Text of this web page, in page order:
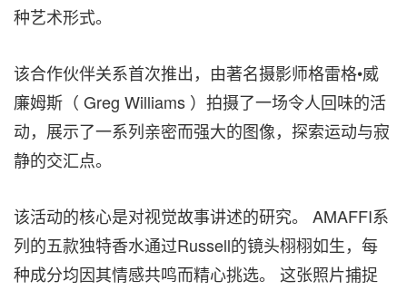
种艺术形式。
该合作伙伴关系首次推出，由著名摄影师格雷格•威
廉姆斯（ Greg Williams ）拍摄了一场令人回味的活
动，展示了一系列亲密而强大的图像，探索运动与寂
静的交汇点。
该活动的核心是对视觉故事讲述的研究。 AMAFFI系
列的五款独特香水通过Russell的镜头栩栩如生，每
种成分均因其情感共鸣而精心挑选。 这张照片捕捉